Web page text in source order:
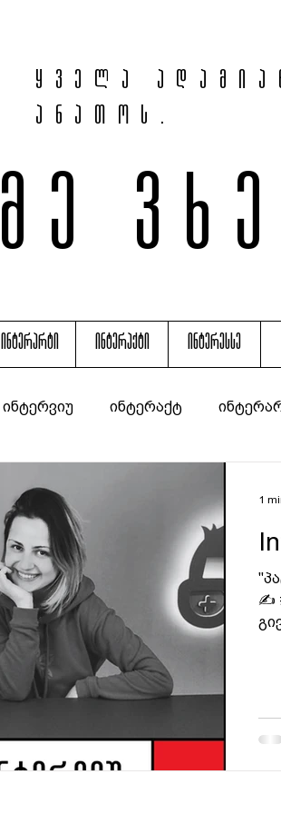
ყველა
ანათოს.
მე
ინტერარტი ინტერაქტი ინტერესსე
ინტერვიუ ინტერაქტ
✍️
1